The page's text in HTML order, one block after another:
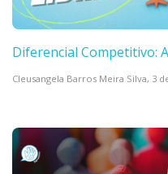
Diferencial Competitivo:
Cleusangela Barros Meira Silva, 3